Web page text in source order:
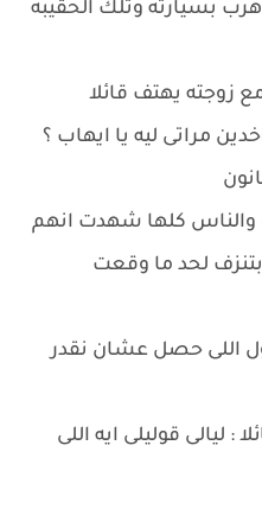
بسيارته وتلك الحقيبه
يهتف قائلا
مراتى ليه يا ايهاب ؟
والناس كلها شهدت انهم
لحد ما وقعت
اللى حصل عشان نقدر
: ليالى قوليلى ايه اللى